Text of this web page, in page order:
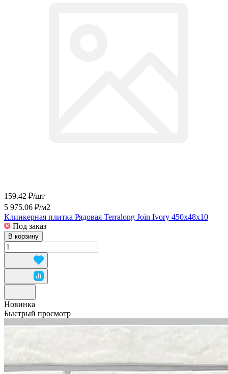
159.42 ₽/шт
5 975.06 ₽/м2
Клинкерная плитка Рядовая Terralong Join Ivory 450x48x10
Под заказ
В корзину
Новинка
Быстрый просмотр